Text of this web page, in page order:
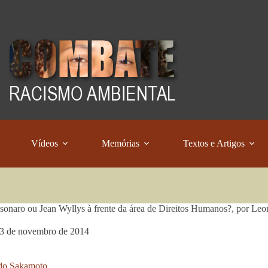
Vídeos Memórias Textos e Artigos
ou Jean Wyllys à frente da área de Direitos Humanos?, por
de novembro de 2014
Sakamoto